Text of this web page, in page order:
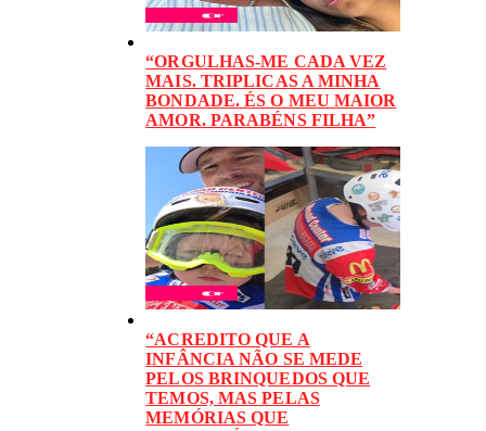
“ORGULHAS-ME CADA VEZ
MAIS. TRIPLICAS A MINHA
BONDADE. ÉS O MEU MAIOR
AMOR. PARABÉNS FILHA”
“ACREDITO QUE A
INFÂNCIA NÃO SE MEDE
PELOS BRINQUEDOS QUE
TEMOS, MAS PELAS
MEMÓRIAS QUE